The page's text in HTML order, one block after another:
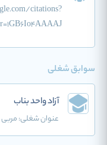
citations?
سوابق شغلی
آزاد واحد بناب
عنوان شغلی:مربی